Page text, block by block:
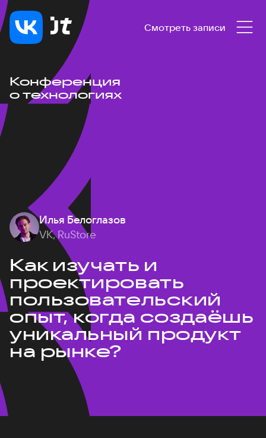
Смотреть записи
Конференция
о технологиях
Илья Белоглазов
VK, RuStore
Как изучать и
проектировать
пользовательский
опыт, когда создаёшь
уникальный продукт
на рынке?